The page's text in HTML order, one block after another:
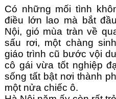
Có những mối tình
điều lớn lao mà bắt
Nội, gió mùa tràn về
sấu rơi, một chàng
giáo trình cũ bước vội
cô gái vừa tốt nghiệp
sống tất bật nơi thành
một nửa chiếc ô.